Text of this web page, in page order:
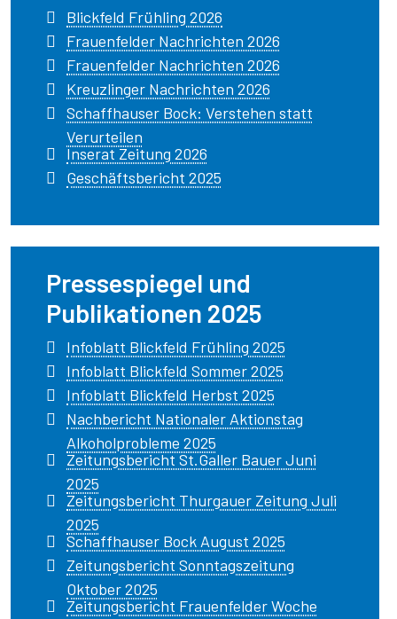
Blickfeld Frühling 2026
Frauenfelder Nachrichten 2026
Frauenfelder Nachrichten 2026
Kreuzlinger Nachrichten 2026
Schaffhauser Bock: Verstehen statt
Verurteilen
Inserat Zeitung 2026
Geschäftsbericht 2025
Pressespiegel und
Publikationen 2025
Infoblatt Blickfeld Frühling 2025
Infoblatt Blickfeld Sommer 2025
Infoblatt Blickfeld Herbst 2025
Nachbericht Nationaler Aktionstag
Alkoholprobleme 2025
Zeitungsbericht St.Galler Bauer Juni
2025
Zeitungsbericht Thurgauer Zeitung Juli
2025
Schaffhauser Bock August 2025
Zeitungsbericht Sonntagszeitung
Oktober 2025
Zeitungsbericht Frauenfelder Woche